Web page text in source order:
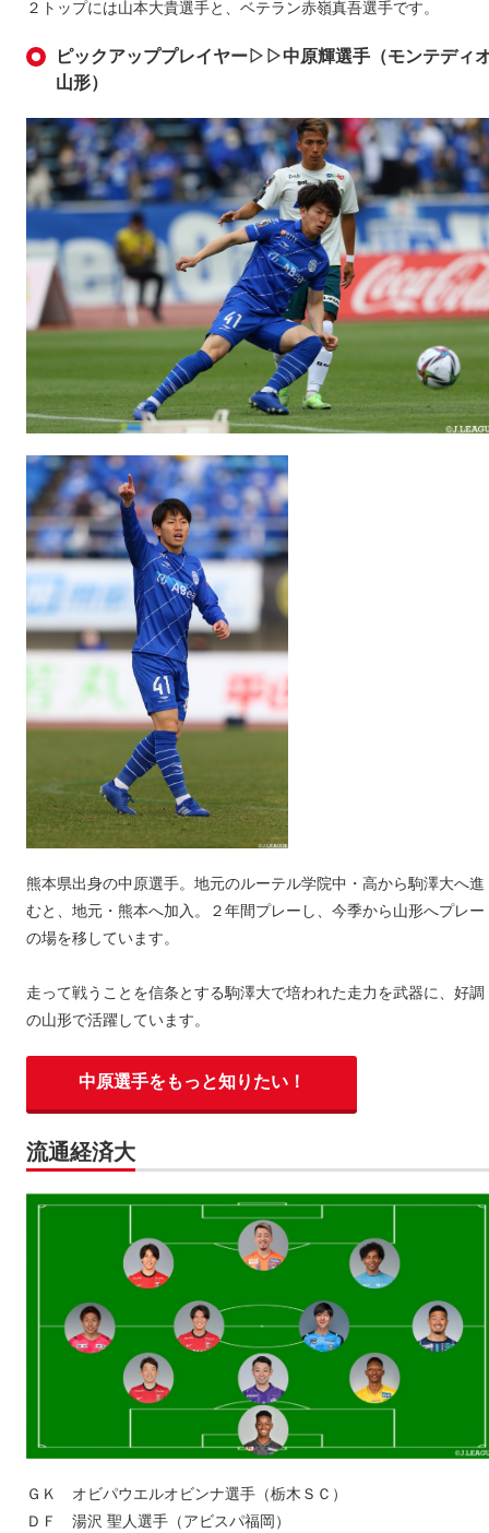
２トップには山本大貴選手と、ベテラン赤嶺真吾選手です。
ピックアッププレイヤー▷▷中原輝選手（モンテディ
山形）
熊本県出身の中原選手。地元のルーテル学院中・高から駒澤大へ進
むと、地元・熊本へ加入。２年間プレーし、今季から山形へプレー
の場を移しています。
走って戦うことを信条とする駒澤大で培われた走力を武器に、好調
の山形で活躍しています。
中原選手をもっと知りたい！
流通経済大
ＧＫ オビパウエルオビンナ選手（栃木ＳＣ）
ＤＦ 湯沢 聖人選手（アビスパ福岡）